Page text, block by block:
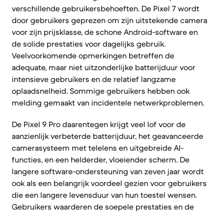
verschillende gebruikersbehoeften. De Pixel 7 wordt
door gebruikers geprezen om zijn uitstekende camera
voor zijn prijsklasse, de schone Android-software en
de solide prestaties voor dagelijks gebruik.
Veelvoorkomende opmerkingen betreffen de
adequate, maar niet uitzonderlijke batterijduur voor
intensieve gebruikers en de relatief langzame
oplaadsnelheid. Sommige gebruikers hebben ook
melding gemaakt van incidentele netwerkproblemen.
De Pixel 9 Pro daarentegen krijgt veel lof voor de
aanzienlijk verbeterde batterijduur, het geavanceerde
camerasysteem met telelens en uitgebreide AI-
functies, en een helderder, vloeiender scherm. De
langere software-ondersteuning van zeven jaar wordt
ook als een belangrijk voordeel gezien voor gebruikers
die een langere levensduur van hun toestel wensen.
Gebruikers waarderen de soepele prestaties en de